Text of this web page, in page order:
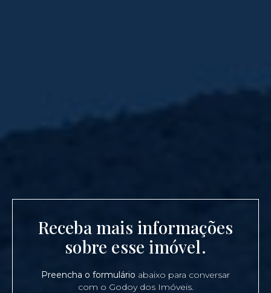
Receba mais informações
sobre esse imóvel.
Preencha o formulário abaixo para conversar
com o Godoy dos Imóveis.